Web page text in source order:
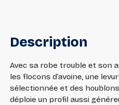
Description
Avec sa robe trouble et son
les flocons d’avoine, une
sélectionnée et des
déploie un profil aussi